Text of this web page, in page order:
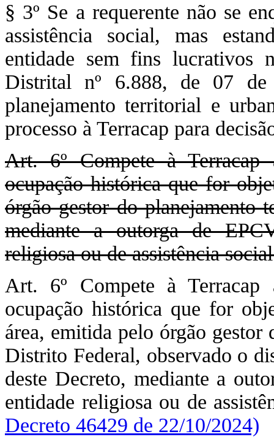
§ 3º Se a requerente não se
assistência social, mas
entidade sem fins lucrativos
Distrital nº 6.888, de 07
planejamento territorial e
processo à Terracap para
Art. 6º Compete à Terracap
ocupação histórica que for
órgão gestor do planejamento
mediante a outorga de
religiosa ou de assistência
Art. 6º Compete à Terracap
ocupação histórica que for
área, emitida pelo órgão
Distrito Federal, observado o
deste Decreto, mediante a
entidade religiosa ou de
Decreto 46429 de 22/10/2024)